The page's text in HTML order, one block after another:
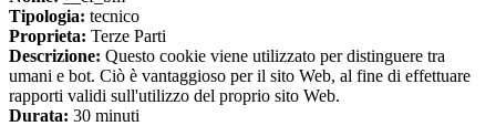
Tipologia: tecnico
Proprieta: Terze Parti
Descrizione: Questo cookie viene utilizzato per distinguere tra
umani e bot. Ciò è vantaggioso per il sito Web, al fine di effettuare
rapporti validi sull'utilizzo del proprio sito Web.
Durata: 30 minuti